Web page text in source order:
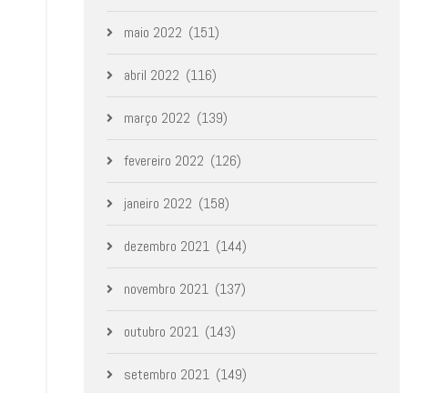
maio 2022 (151)
abril 2022 (116)
março 2022 (139)
fevereiro 2022 (126)
janeiro 2022 (158)
dezembro 2021 (144)
novembro 2021 (137)
outubro 2021 (143)
setembro 2021 (149)